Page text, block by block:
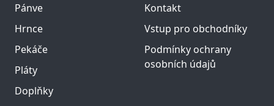
Pánve
Hrnce
Pekáče
Pláty
Doplňky
Kontakt
Vstup pro obchodníky
Podmínky ochrany
osobních údajů